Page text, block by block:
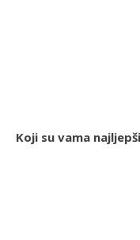
Koji su vama